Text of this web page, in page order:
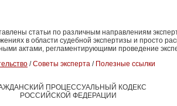
статьи по различным направлениям
в области судебной экспертизы и просто
актами, регламентирующими проведение
/Советы эксперта / Полезные ссылки
ПРОЦЕССУАЛЬНЫЙ КОДЕКС
РОССИЙСКОЙ ФЕДЕРАЦИИ